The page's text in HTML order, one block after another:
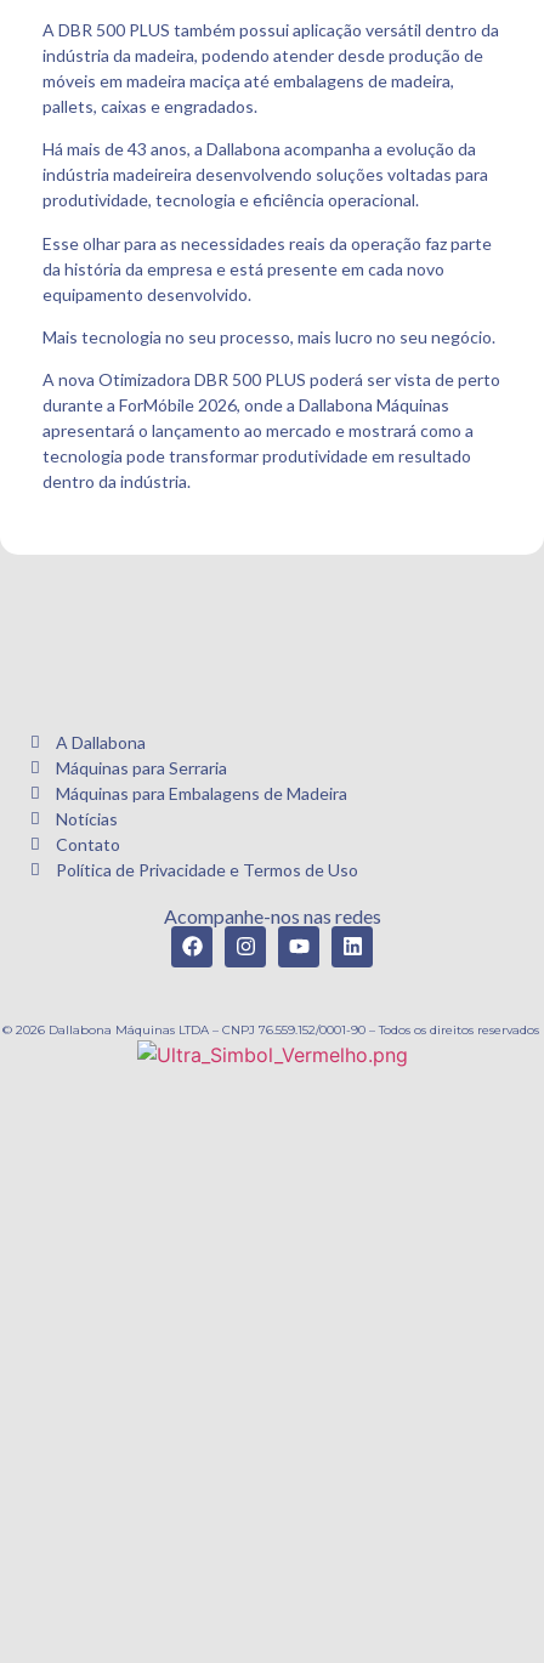
A DBR 500 PLUS também possui aplicação versátil dentro da
indústria da madeira, podendo atender desde produção de
móveis em madeira maciça até embalagens de madeira,
pallets, caixas e engradados.
Há mais de 43 anos, a Dallabona acompanha a evolução da
indústria madeireira desenvolvendo soluções voltadas para
produtividade, tecnologia e eficiência operacional.
Esse olhar para as necessidades reais da operação faz parte
da história da empresa e está presente em cada novo
equipamento desenvolvido.
Mais tecnologia no seu processo, mais lucro no seu negócio.
A nova Otimizadora DBR 500 PLUS poderá ser vista de perto
durante a ForMóbile 2026, onde a Dallabona Máquinas
apresentará o lançamento ao mercado e mostrará como a
tecnologia pode transformar produtividade em resultado
dentro da indústria.
A Dallabona
Máquinas para Serraria
Máquinas para Embalagens de Madeira
Notícias
Contato
Política de Privacidade e Termos de Uso
Acompanhe-nos nas redes
© 2026 Dallabona Máquinas LTDA – CNPJ 76.559.152/0001-90 – Todos os direitos reservados